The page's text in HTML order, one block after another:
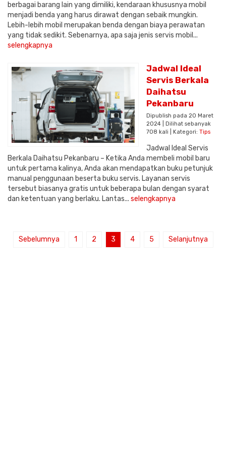
berbagai barang lain yang dimiliki, kendaraan khususnya mobil
menjadi benda yang harus dirawat dengan sebaik mungkin.
Lebih-lebih mobil merupakan benda dengan biaya perawatan
yang tidak sedikit. Sebenarnya, apa saja jenis servis mobil...
selengkapnya
Jadwal Ideal
Servis Berkala
Daihatsu
Pekanbaru
Dipublish pada 20 Maret
2024 | Dilihat sebanyak
708 kali | Kategori: Tips
Jadwal Ideal Servis
Berkala Daihatsu Pekanbaru – Ketika Anda membeli mobil baru
untuk pertama kalinya, Anda akan mendapatkan buku petunjuk
manual penggunaan beserta buku servis. Layanan servis
tersebut biasanya gratis untuk beberapa bulan dengan syarat
dan ketentuan yang berlaku. Lantas... selengkapnya
Sebelumnya 1 2 3 4 5 Selanjutnya